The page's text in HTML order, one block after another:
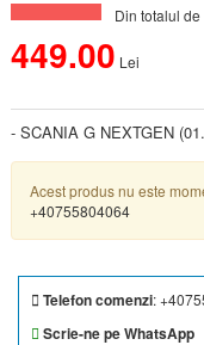
Din totalul de
449.00 Lei
- SCANIA G NEXTGEN
Acest produs nu este
+40755804064
Telefon comenzi:
Scrie-ne pe WhatsApp